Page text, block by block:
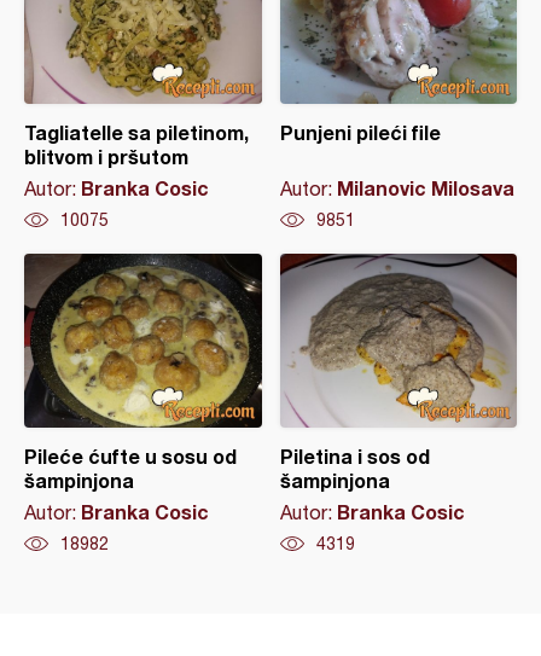
Tagliatelle sa piletinom,
blitvom i pršutom
Autor: Branka Cosic
10075
Punjeni pileći file
Autor: Milanovic Milosava
9851
Pileće ćufte u sosu od
šampinjona
Autor: Branka Cosic
18982
Piletina i sos od
šampinjona
Autor: Branka Cosic
4319